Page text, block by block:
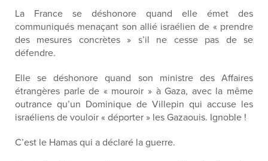
La France se déshonore quand elle émet des
communiqués menaçant son allié israélien de « prendre
des mesures concrètes » s’il ne cesse pas de se
défendre.
Elle se déshonore quand son ministre des Affaires
étrangères parle de « mouroir » à Gaza, avec la même
outrance qu’un Dominique de Villepin qui accuse les
israéliens de vouloir « déporter » les Gazaouis. Ignoble !
C’est le Hamas qui a déclaré la guerre.